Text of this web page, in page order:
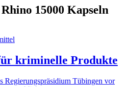
15000 Kapseln
kriminelle Produkte
Regierungspräsidium Tübingen vor